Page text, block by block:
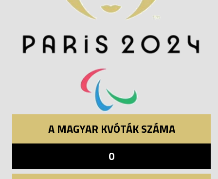
A MAGYAR KVÓTÁK SZÁMA
0